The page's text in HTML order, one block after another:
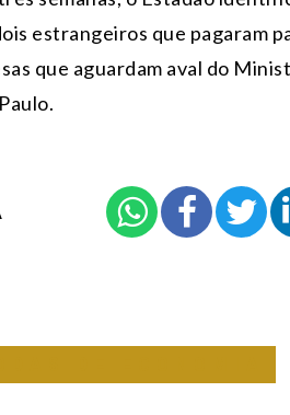
estrangeiros que pagaram
que aguardam aval do